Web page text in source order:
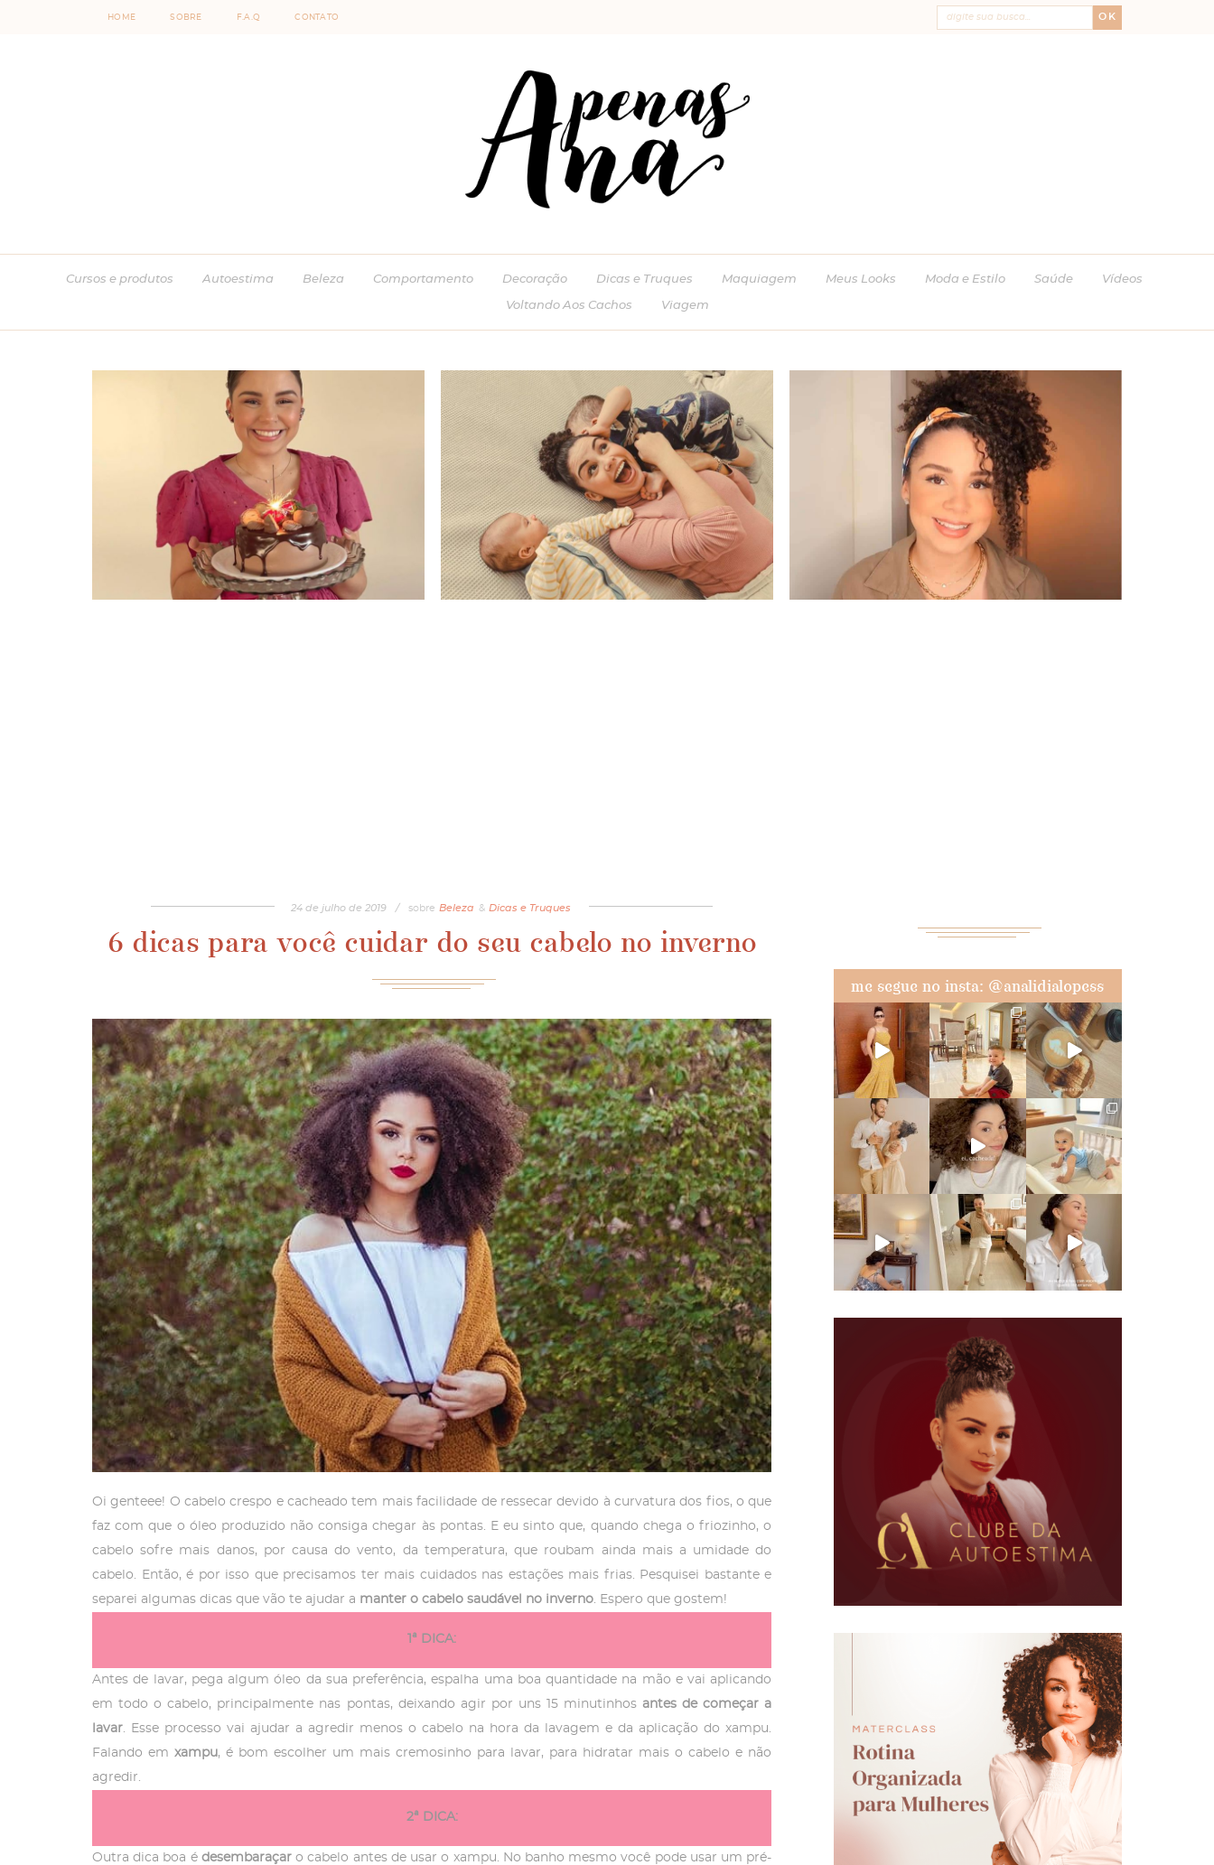
HOME SOBRE F.A.Q CONTATO OK
Cursos e produtos Autoestima Beleza Comportamento Decoração Dicas e Truques Maquiagem Meus Looks Moda e Estilo Saúde Vídeos
Voltando Aos Cachos Viagem
24de julhode 2019 / sobre Beleza & Dicas e Truques
6 dicas para você cuidar do seu cabelo no inverno
Oi genteee! O cabelo crespo e cacheado tem mais facilidade de ressecar devido à curvatura dos fios, o que
faz com que o óleo produzido não consiga chegar às pontas. E eu sinto que, quando chega o friozinho, o
cabelo sofre mais danos, por causa do vento, da temperatura, que roubam ainda mais a umidade do
cabelo. Então, é por isso que precisamos ter mais cuidados nas estações mais frias. Pesquisei bastante e
separei algumas dicas que vão te ajudar a manter o cabelo saudável no inverno . Espero que gostem!
1ª DICA:
Antes de lavar, pega algum óleo da sua preferência, espalha uma boa quantidade na mão e vai aplicando
em todo o cabelo, principalmente nas pontas, deixando agir por uns 15 minutinhos antes de começar a
lavar . Esse processo vai ajudar a agredir menos o cabelo na hora da lavagem e da aplicação do xampu.
Falando emxampu, é bom escolher um mais cremosinho para lavar, para hidratar mais o cabelo e não
agredir.
2ª DICA:
Outra dica boa é desembaraçaro cabelo antes de usar o xampu. No banho mesmo você pode usar um pré-
me segue no insta: @analidialopess